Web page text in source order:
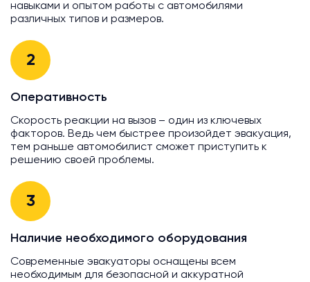
навыками и опытом работы с автомобилями
различных типов и размеров.
2
Оперативность
Скорость реакции на вызов – один из ключевых
факторов. Ведь чем быстрее произойдет эвакуация,
тем раньше автомобилист сможет приступить к
решению своей проблемы.
3
Наличие необходимого оборудования
Современные эвакуаторы оснащены всем
необходимым для безопасной и аккуратной